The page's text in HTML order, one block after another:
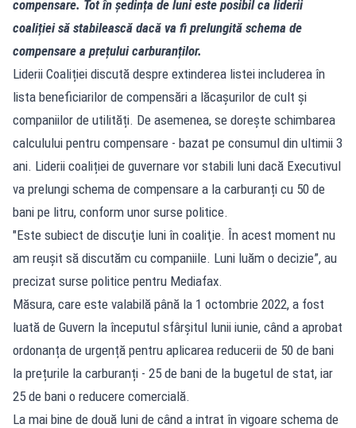
compensare. Tot în ședința de luni este posibil ca liderii
coaliției să stabilească dacă va fi prelungită schema de
compensare a prețului carburanților.
Liderii Coaliției discută despre extinderea listei includerea în
lista beneficiarilor de compensări a lăcașurilor de cult și
companiilor de utilități. De asemenea, se dorește schimbarea
calculului pentru compensare - bazat pe consumul din ultimii 3
ani. Liderii coaliției de guvernare vor stabili luni dacă Executivul
va prelungi schema de compensare a la carburanți cu 50 de
bani pe litru, conform unor surse politice.
"Este subiect de discuţie luni în coaliţie. În acest moment nu
am reuşit să discutăm cu companiile. Luni luăm o decizie”, au
precizat surse politice pentru Mediafax.
Măsura, care este valabilă până la 1 octombrie 2022, a fost
luată de Guvern la începutul sfârșitul lunii iunie, când a aprobat
ordonanța de urgență pentru aplicarea reducerii de 50 de bani
la prețurile la carburanți - 25 de bani de la bugetul de stat, iar
25 de bani o reducere comercială.
La mai bine de două luni de când a intrat în vigoare schema de